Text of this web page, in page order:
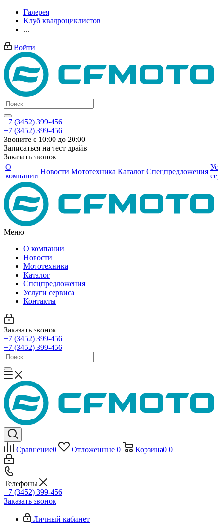
Галерея
Клуб квадроциклистов
...
Войти
+7 (3452) 399-456
+7 (3452) 399-456
Звоните с 10:00 до 20:00
Записаться на тест драйв
Заказать звонок
О
компании
Новости Мототехника Каталог Спецпредложения
Меню
О компании
Новости
Мототехника
Каталог
Спецпредложения
Услуги сервиса
Контакты
Заказать звонок
+7 (3452) 399-456
+7 (3452) 399-456
Сравнение0 Отложенные 0 Корзина0 0
Телефоны
+7 (3452) 399-456
Заказать звонок
Личный кабинет